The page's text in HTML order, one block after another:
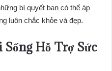
bí quyết bạn có thể áp
luôn chắc khỏe và đẹp.
Hỗ Trợ Sức